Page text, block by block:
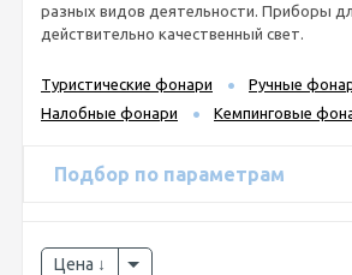
разных видов деятельности. Приборы
действительно качественный свет.
Туристические фонари
Ручные
Налобные фонари
Кемпинговые
Подбор по параметрам
Цена